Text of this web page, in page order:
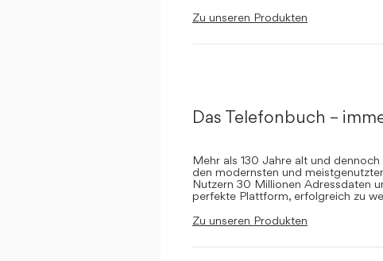
Zu unseren Produkten
Das Telefonbuch –
Mehr als 130 Jahre alt und
den modernsten und
Nutzern 30 Millionen Adressdaten
perfekte Plattform, erfolgreich zu
Zu unseren Produkten